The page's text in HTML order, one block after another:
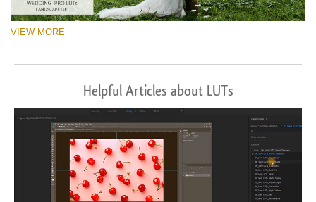
VIEW MORE
Helpful Articles about LUTs